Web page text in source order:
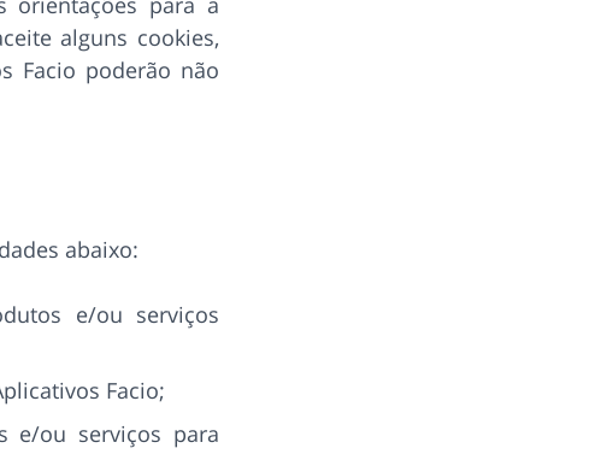
alguns cookies,
Facio poderão não
abaixo:
e/ou serviços
Facio;
e/ou serviços para